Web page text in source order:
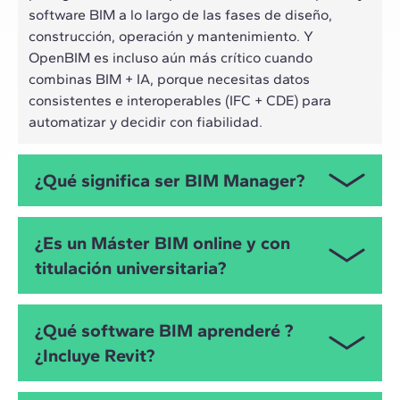
software BIM a lo largo de las fases de diseño,
construcción, operación y mantenimiento. Y
OpenBIM es incluso aún más crítico cuando
combinas BIM + IA, porque necesitas datos
consistentes e interoperables (IFC + CDE) para
automatizar y decidir con fiabilidad.
¿Qué significa ser BIM Manager?
personas, herramientas y datos, define protocolos y
estándares, vela por la calidad del modelo y el
cumplimiento de entregables (BEP, CDE, flujos por
para asumir ese rol con un enfoque práctico y
orientado a resultados.
¿Es un Máster BIM online y con
titulación universitaria?
metodología Live Online. Cada clase es única,
pudiendo interactuar en tiempo real con preguntas
a los profesores. Además, cuenta con 60 ECTS y con
¿Qué software BIM aprenderé ?
¿Incluye Revit?